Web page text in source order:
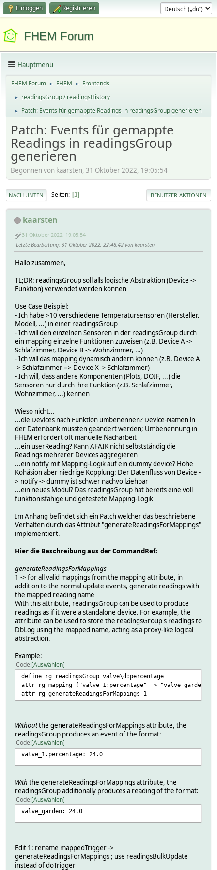
Einloggen Registrieren
FHEM Forum
Hauptmenü
FHEM Forum ► FHEM ► Frontends
► readingsGroup / readingsHistory
► Patch: Events für gemappte Readings in readingsGroup generieren
Patch: Events für gemappte
Readings in readingsGroup
generieren
Begonnen von kaarsten, 31 Oktober 2022, 19:05:54
NACH UNTEN Seiten 1 BENUTZER-AKTIONEN
kaarsten
31 Oktober 2022, 19:05:54
Letzte Bearbeitung: 31 Oktober 2022, 22:48:42 von kaarsten
Hallo zusammen,
TL;DR: readingsGroup soll alls logische Abstraktion (Device ->
Funktion) verwendet werden können
Use Case Beispiel:
- Ich habe >10 verschiedene Temperatursensoren (Hersteller,
Modell, ...) in einer readingsGroup
- Ich will den einzelnen Sensoren in der readingsGroup durch
ein mapping einzelne Funktionen zuweisen (z.B. Device A ->
Schlafzimmer, Device B -> Wohnzimmer, ...)
- Ich will das mapping dynamisch ändern können (z.B. Device A
-> Schlafzimmer => Device X -> Schlafzimmer)
- Ich will, dass andere Komponenten (Plots, DOIF, ...) die
Sensoren nur durch ihre Funktion (z.B. Schlafzimmer,
Wohnzimmer, ...) kennen
Wieso nicht...
...die Devices nach Funktion umbenennen? Device-Namen in
der Datenbank müssten geändert werden; Umbenennung in
FHEM erfordert oft manuelle Nacharbeit
...ein userReading? Kann AFAIK nicht selbstständig die
Readings mehrerer Devices aggregieren
...ein notify mit Mapping-Logik auf ein dummy device? Hohe
Kohäsion aber niedrige Kopplung: Der Datenfluss von Device -
> notify -> dummy ist schwer nachvollziehbar
...ein neues Modul? Das readingsGroup hat bereits eine voll
funktionisfähige und getestete Mapping-Logik
Im Anhang befindet sich ein Patch welcher das beschriebene
Verhalten durch das Attribut "generateReadingsForMappings"
implementiert.
Hier die Beschreibung aus der CommandRef:
generateReadingsForMappings
1 -> for all valid mappings from the mapping attribute, in
addition to the normal update events, generate readings with
the mapped reading name
With this attribute, readingsGroup can be used to produce
readings as if it were a standalone device. For example, the
attribute can be used to store the readingsGroup's readings to
DbLog using the mapped name, acting as a proxy-like logical
abstraction.
Example:
Code Auswählen
define rg readingsGroup valve\d:percentage
attr rg mapping {"valve_1:percentage" =>
attr rg generateReadingsForMappings 1
Withoutthe generateReadingsForMappings attribute, the
readingsGroup produces an event of the format:
Code Auswählen
valve_1.percentage: 24.0
With the generateReadingsForMappings attribute, the
readingsGroup additionally produces a reading of the format:
Code Auswählen
valve_garden: 24.0
Edit 1: rename mappedTrigger ->
generateReadingsForMappings ; use readingsBulkUpdate
instead of doTrigger